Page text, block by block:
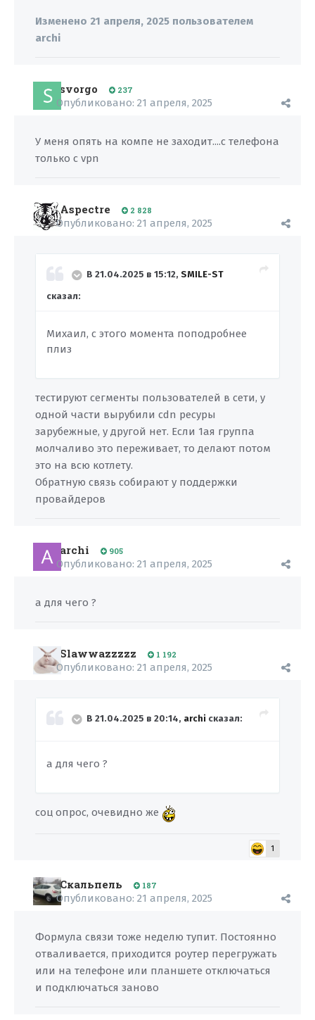
Изменено 21 апреля, 2025 пользователем
archi
svorgo 237
Опубликовано: 21 апреля, 2025
У меня опять на компе не заходит....с телефона
только с vpn
Aspectre 2 828
Опубликовано: 21 апреля, 2025
В 21.04.2025 в 15:12, SMILE-ST
сказал:
Михаил, с этого момента поподробнее
плиз
тестируют сегменты пользователей в сети, у
одной части вырубили cdn ресуры
зарубежные, у другой нет. Если 1ая группа
молчаливо это переживает, то делают потом
это на всю котлету.
Обратную связь собирают у поддержки
провайдеров
archi 905
Опубликовано: 21 апреля, 2025
а для чего ?
Slawwazzzzz 1 192
Опубликовано: 21 апреля, 2025
В 21.04.2025 в 20:14, archi сказал:
а для чего ?
соц опрос, очевидно же
1
Скальпель 187
Опубликовано: 21 апреля, 2025
Формула связи тоже неделю тупит. Постоянно
отваливается, приходится роутер перегружать
или на телефоне или планшете отключаться
и подключаться заново